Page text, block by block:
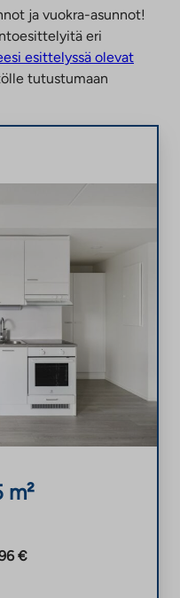
ja vuokra-asunnot!
eri
esittelyssä olevat
tutustumaan
m²
€